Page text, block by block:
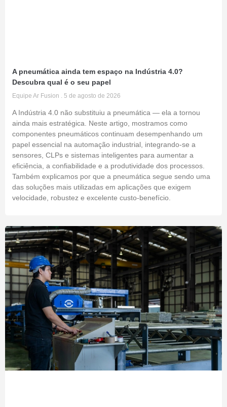
A pneumática ainda tem espaço na Indústria 4.0?
Descubra qual é o seu papel
Equipe Ar Fusion 5 de agosto de 2026
A Indústria 4.0 não substituiu a pneumática — ela a tornou
ainda mais estratégica. Neste artigo, mostramos como
componentes pneumáticos continuam desempenhando um
papel essencial na automação industrial, integrando-se a
sensores, CLPs e sistemas inteligentes para aumentar a
eficiência, a confiabilidade e a produtividade dos processos.
Também explicamos por que a pneumática segue sendo uma
das soluções mais utilizadas em aplicações que exigem
velocidade, robustez e excelente custo-benefício.